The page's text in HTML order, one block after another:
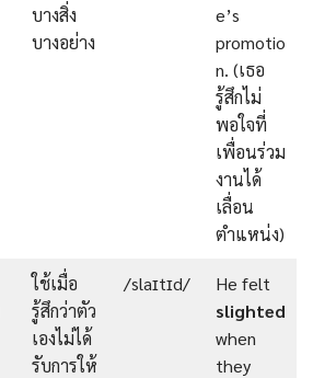
บางสิ่ง
บางอย่าง
e’s
promotio
n. (เธอ
รู้สึกไม่
พอใจที่
เพื่อนร่วม
งานได้
เลื่อน
ตำแหน่ง)
ใช้เมื่อ
รู้สึกว่าตัว
เองไม่ได้
รับการให้
/slaɪtɪd/
He felt
slighted
when
they